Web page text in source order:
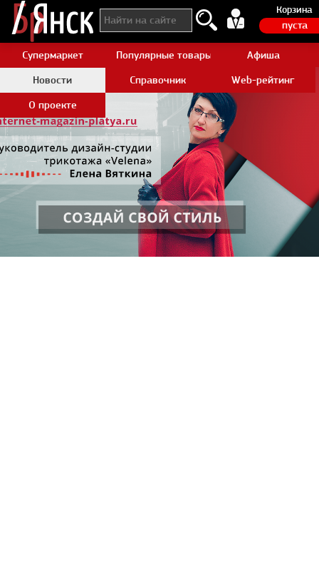
Корзина
пуста
Супермаркет Популярные товары AliexpressАфиша
Новости
Справочник
Web-рейтинг
О проекте